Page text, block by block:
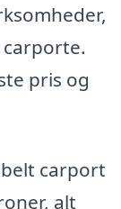
pris og
carport
alt